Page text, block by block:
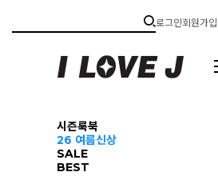
로그인회원가입
시즌룩북
26 여름신상
SALE
BEST